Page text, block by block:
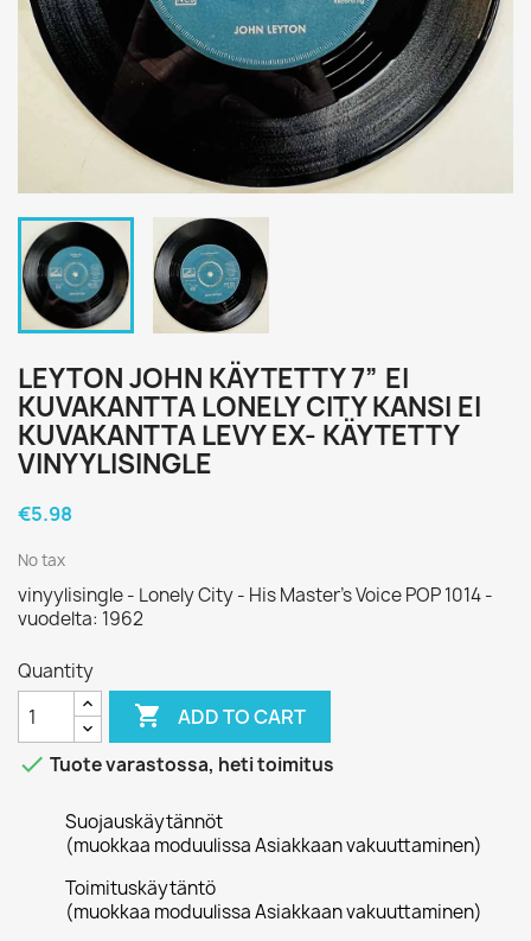
LEYTON JOHN KÄYTETTY 7” EI
KUVAKANTTA LONELY CITY KANSI EI
KUVAKANTTA LEVY EX- KÄYTETTY
VINYYLISINGLE
€5.98
No tax
vinyylisingle - Lonely City - His Master's Voice POP 1014 -
vuodelta: 1962
Quantity
 ADD TO CART
 Tuote varastossa, heti toimitus
Suojauskäytännöt
(muokkaa moduulissa Asiakkaan vakuuttaminen)
Toimituskäytäntö
(muokkaa moduulissa Asiakkaan vakuuttaminen)